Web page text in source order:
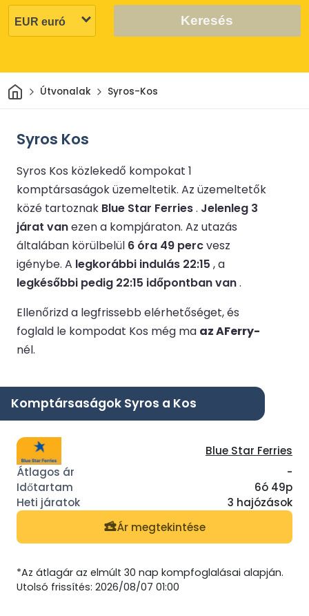
Keresés
Otthon
Útvonalak Syros-Kos
Syros Kos
Syros Kos közlekedő kompokat 1
komptársaságok üzemeltetik. Az üzemeltetők
közé tartoznak Blue Star Ferries. Jelenleg 3
járat vanezen a kompjáraton. Az utazás
általában körülbelül 6 óra 49 percvesz
igénybe. A legkorábbi indulás 22:15 , a
legkésőbbi pedig 22:15 időpontban van.
Ellenőrizd a legfrissebb elérhetőséget, és
foglald le kompodat Kos még ma az AFerry-
nél.
Komptársaságok Syros a Kos
Blue Star Ferries
-
6ó 49p
3 hajózások
Ár megtekintése
*Az átlagár az elmúlt 30 nap kompfoglalásai alapján.
Utolsó frissítés: 2026/08/07 01:00